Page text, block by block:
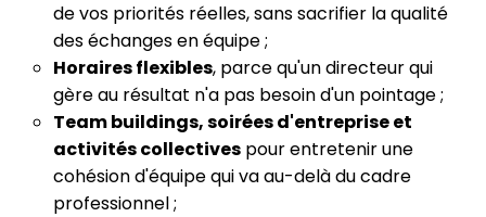
de vos priorités réelles, sans sacrifier la qualité
des échanges en équipe ;
Horaires flexibles, parce qu'un directeur qui
gère au résultat n'a pas besoin d'un pointage ;
Team buildings, soirées d'entreprise et
activités collectivespour entretenir une
cohésion d'équipe qui va au-delà du cadre
professionnel ;